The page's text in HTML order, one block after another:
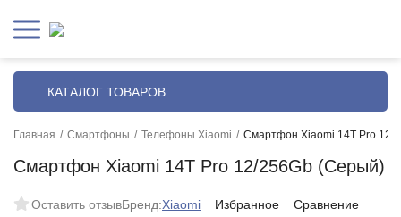
КАТАЛОГ ТОВАРОВ
Главная / Смартфоны / Телефоны Xiaomi / Смартфон Xiaomi 14T Pro 12/
Смартфон Xiaomi 14T Pro 12/256Gb (Серый)
Оставить отзывБренд:Xiaomi Избранное Сравнение